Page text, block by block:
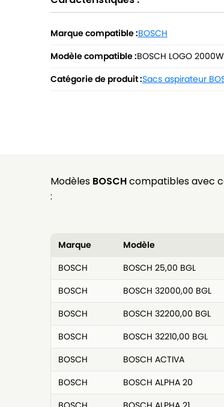
Marque compatible :BOSCH
Modèle compatible :BOSCH LOGO 2000W
Catégorie de produit :Sacs aspirateur
Modèles BOSCHcompatibles avec
:
Marque
Modèle
BOSCH
BOSCH 25,00 BGL
BOSCH
BOSCH 32000,00 BGL
BOSCH
BOSCH 32200,00 BGL
BOSCH
BOSCH 32210,00 BGL
BOSCH
BOSCH ACTIVA
BOSCH
BOSCH ALPHA 20